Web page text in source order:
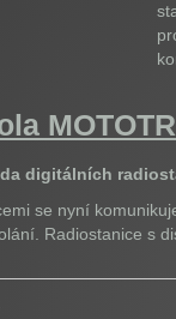
digitálních
se nyní
Radiostanice s